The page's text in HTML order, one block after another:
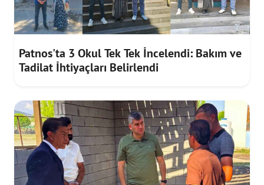
Patnos'ta 3 Okul Tek Tek İncelendi: Bakım ve
Tadilat İhtiyaçları Belirlendi